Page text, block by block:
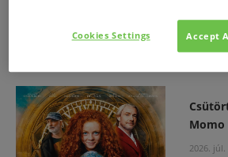
Momo
2026. júl.
Accept
Cookies Settings